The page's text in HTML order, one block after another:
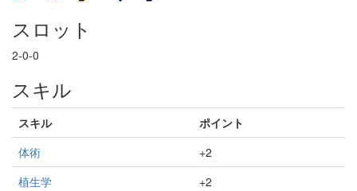
スロット
2-0-0
スキル
スキル
ポイント
体術
+2
植生学
+2